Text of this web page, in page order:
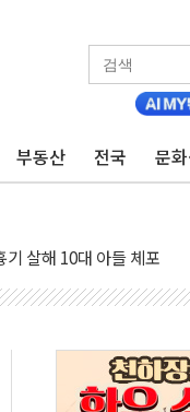
부동산 전국 문
의 날 참석..."국제적 시민
실종 60대 나흘만에 숨
아친 정청래…제주 연설
지시…與 "적극 환영"·野
23명…정부, 비상대응기
베이징도 부동산 규제 철